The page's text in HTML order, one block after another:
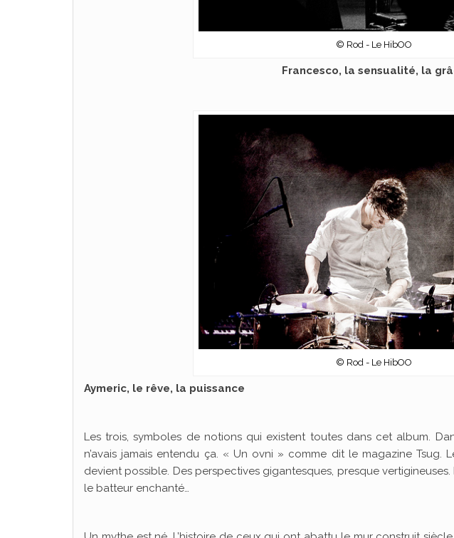
© Rod - Le HibOO
Francesco, la sensualité, la
© Rod - Le HibOO
Aymeric, le rêve, la puissance
Les trois, symboles de notions qui existent toutes dans cet album.
n’avais jamais entendu ça. « Un ovni » comme dit le magazine Tsug.
devient possible. Des perspectives gigantesques, presque
le batteur enchanté…